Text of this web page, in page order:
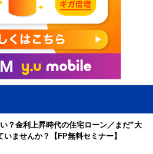
？金利上昇時代の住宅ローン／まだ”大
いませんか？【FP無料セミナー】